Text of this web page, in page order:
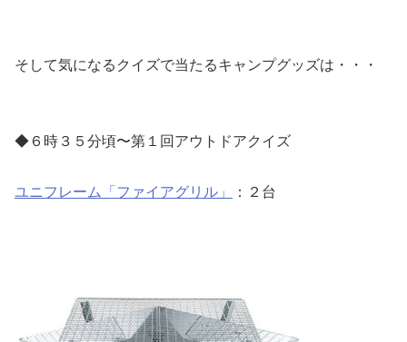
そして気になるクイズで当たるキャンプグッズは・・・
◆６時３５分頃〜第１回アウトドアクイズ
ユニフレーム「ファイアグリル」 ：２台